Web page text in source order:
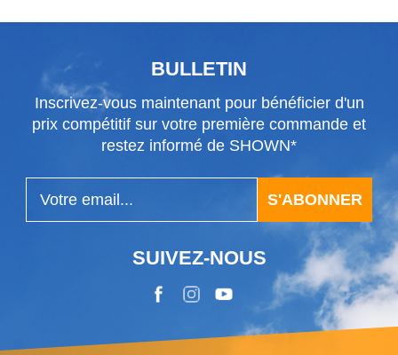
BULLETIN
Inscrivez-vous maintenant pour bénéficier d'un
prix compétitif sur votre première commande et
restez informé de SHOWN*
S'ABONNER
SUIVEZ-NOUS